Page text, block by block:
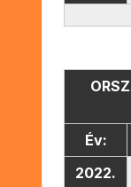
Év:
2022.